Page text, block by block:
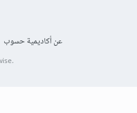
عن أكاديمية حسوب